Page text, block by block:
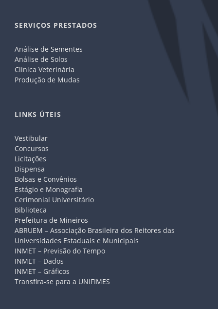
SERVIÇOS PRESTADOS
Análise de Sementes
Análise de Solos
Clínica Veterinária
Produção de Mudas
LINKS ÚTEIS
Vestibular
Concursos
Licitações
Dispensa
Bolsas e Convênios
Estágio e Monografia
Cerimonial Universitário
Biblioteca
Prefeitura de Mineiros
ABRUEM – Associação Brasileira dos Reitores das
Universidades Estaduais e Municipais
INMET – Previsão do Tempo
INMET – Dados
INMET – Gráficos
Transfira-se para a UNIFIMES